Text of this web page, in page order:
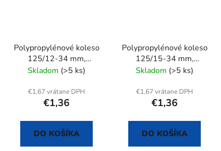
Polypropylénové koleso
125/12-34 mm,
samostatné
Skladom (>5 ks)
€1,67 vrátane DPH
€1,36
DO KOŠÍKA
Polypropylénové koleso
125/15-34 mm,
samostatné
Skladom (>5 ks)
€1,67 vrátane DPH
€1,36
DO KOŠÍKA